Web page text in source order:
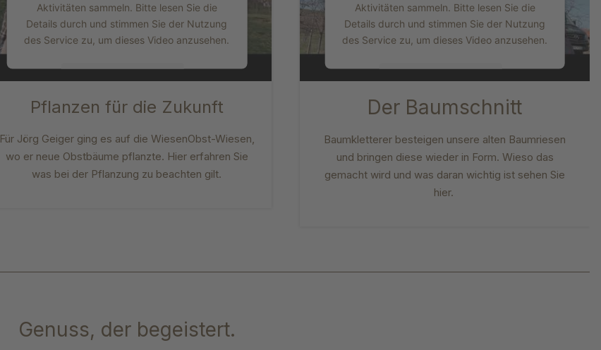
Aktivitäten sammeln. Bitte lesen Sie die
Details durch und stimmen Sie der Nutzung
des Service zu, um dieses Video anzusehen.
Akzeptieren
powered byUsercentrics Consent
Management Platform
Pflanzen für die Zukunft
Für Jörg Geiger ging es auf die WiesenObst-Wiesen,
wo er neue Obstbäume pflanzte. Hier erfahren Sie
was bei der Pflanzung zu beachten gilt.
Aktivitäten sammeln. Bitte lesen Sie die
Details durch und stimmen Sie der Nutzung
des Service zu, um dieses Video anzusehen.
Akzeptieren
powered byUsercentrics Consent
Management Platform
Der Baumschnitt
Baumkletterer besteigen unsere alten Baumriesen
und bringen diese wieder in Form. Wieso das
gemacht wird und was daran wichtig ist sehen Sie
hier.
Genuss, der begeistert.